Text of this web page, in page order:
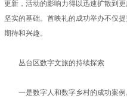
更新，活动的影响力得以迅速扩散到
坚实的基础。首映礼的成功举办不仅
期待和兴趣。
丛台区数字文旅的持续探索
一是数字人和数字乡村的成功案例